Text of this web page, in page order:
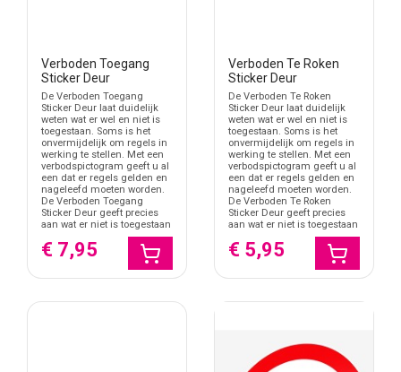
Verboden Toegang
Sticker Deur
De Verboden Toegang
Sticker Deur laat duidelijk
weten wat er wel en niet is
toegestaan. Soms is het
onvermijdelijk om regels in
werking te stellen. Met een
verbodspictogram geeft u al
een dat er regels gelden en
nageleefd moeten worden.
De Verboden Toegang
Sticker Deur geeft precies
aan wat er niet is toegestaan
€ 7,95
Verboden Te Roken
Sticker Deur
De Verboden Te Roken
Sticker Deur laat duidelijk
weten wat er wel en niet is
toegestaan. Soms is het
onvermijdelijk om regels in
werking te stellen. Met een
verbodspictogram geeft u al
een dat er regels gelden en
nageleefd moeten worden.
De Verboden Te Roken
Sticker Deur geeft precies
aan wat er niet is toegestaan
€ 5,95